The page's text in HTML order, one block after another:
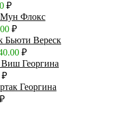
₽
Флокс
₽
Вереск
₽
Георгина
₽
Георгина
₽